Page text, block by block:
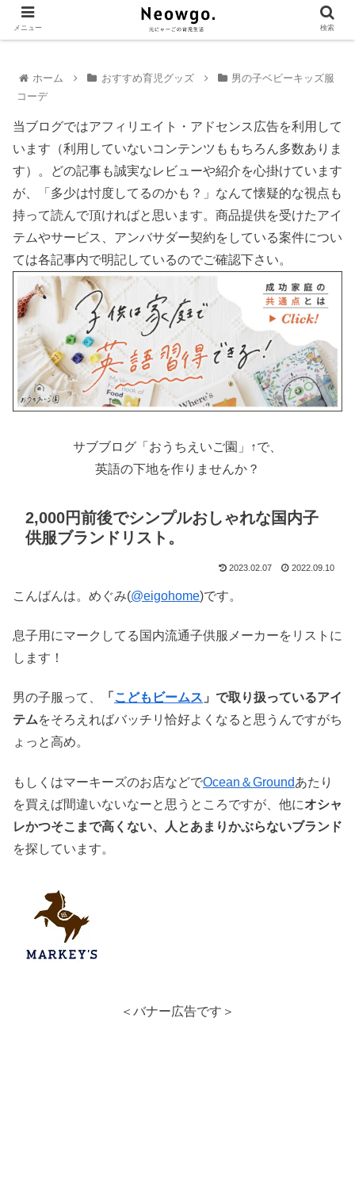
ホーム おすすめ育児グッズ
男の子ベビーキッズ服
コーデ
当ブログではアフィリエイト・アドセンス広告を利用して
います（利用していないコンテンツももちろん多数ありま
す）。どの記事も誠実なレビューや紹介を心掛けています
が、「多少は忖度してるのかも？」なんて懐疑的な視点も
持って読んで頂ければと思います。商品提供を受けたアイ
テムやサービス、アンバサダー契約をしている案件につい
ては各記事内で明記しているのでご確認下さい。
サブブログ「おうちえいご園」↑で、
英語の下地を作りませんか？
2,000円前後でシンプルおしゃれな国内子
供服ブランドリスト。
2023.02.07 2022.09.10
こんばんは。めぐみ(@eigohome)です。
息子用にマークしてる国内流通子供服メーカーをリストに
します！
男の子服って、 「 こどもビームス 」で取り扱っているアイ
テムをそろえればバッチリ恰好よくなると思うんですがち
ょっと高め。
もしくはマーキーズのお店などでOcean＆Groundあたり
を買えば間違いないなーと思うところですが、他にオシャ
レかつそこまで高くない、人とあまりかぶらないブランド
を探しています。
＜バナー広告です＞
メニュー 検索